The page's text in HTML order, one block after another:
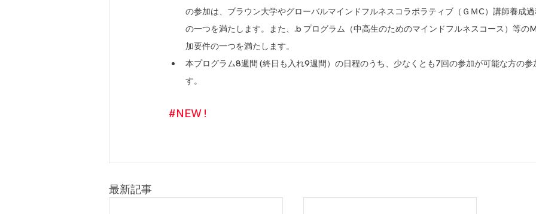
の参加は、ブラウン大学やグローバルマインドフルネスコラボラティブ（ＧＭC）講師養成
の一つを満たします。また、.b プログラム（中高生のためのマインドフルネスコース）等の
加要件の一つを満たします。
本プログラム8週間 (終日も入れ9週間）の日程のうち、少なくとも7回の参加が可能な方の参
す。
#NEW !
最新記事